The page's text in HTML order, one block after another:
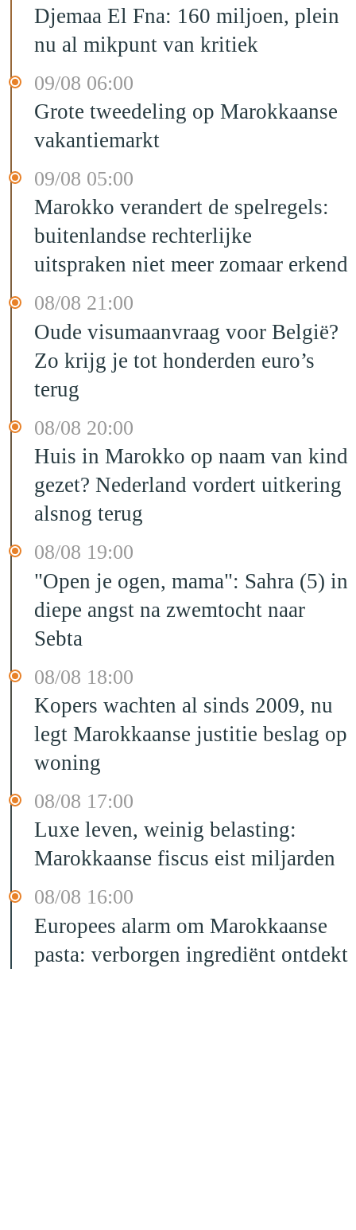
Djemaa El Fna: 160 miljoen, plein
nu al mikpunt van kritiek
09/08 06:00
Grote tweedeling op Marokkaanse
vakantiemarkt
09/08 05:00
Marokko verandert de spelregels:
buitenlandse rechterlijke
uitspraken niet meer zomaar erkend
08/08 21:00
Oude visumaanvraag voor België?
Zo krijg je tot honderden euro’s
terug
08/08 20:00
Huis in Marokko op naam van kind
gezet? Nederland vordert uitkering
alsnog terug
08/08 19:00
"Open je ogen, mama": Sahra (5) in
diepe angst na zwemtocht naar
Sebta
08/08 18:00
Kopers wachten al sinds 2009, nu
legt Marokkaanse justitie beslag op
woning
08/08 17:00
Luxe leven, weinig belasting:
Marokkaanse fiscus eist miljarden
08/08 16:00
Europees alarm om Marokkaanse
pasta: verborgen ingrediënt ontdekt